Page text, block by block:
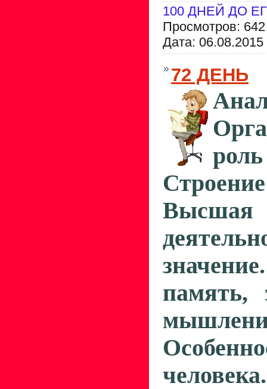
100 ДНЕЙ ДО
Просмотров:
Дата: 06.08.2015
72 ДЕНЬ
память,
человека.